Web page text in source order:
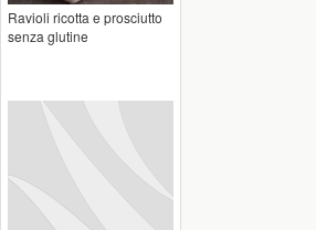
Ravioli ricotta e prosciutto
senza glutine